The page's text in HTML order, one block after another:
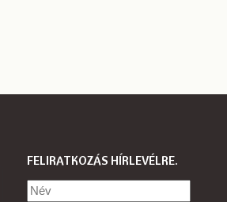
FELIRATKOZÁS HÍRLEVÉLRE